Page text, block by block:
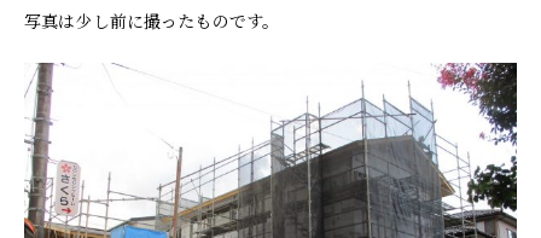
写真は少し前に撮ったものです。